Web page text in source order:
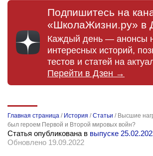
Подпишитесь на
«ШколаЖизни.ру» в
Каждый день — анонсы
интересных историй,
тестов и статей на
Перейти в Дзен →
Главная страница / История /Статьи / Высшие
был героем Первой и Второй мировых войн?
Статья опубликована в выпуске
Обновлено 19.09.2022